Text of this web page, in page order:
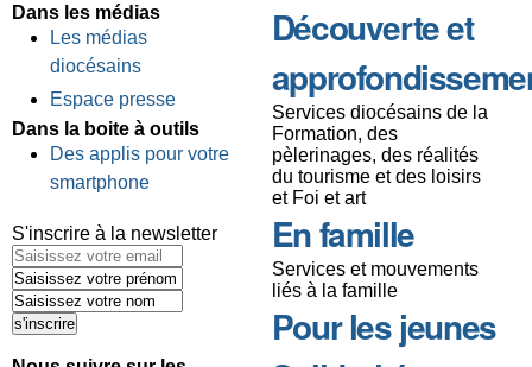
Dans les médias
Les médias
diocésains
Espace presse
Dans la boite à outils
Des applis pour votre
smartphone
S'inscrire à la newsletter
Découverte et
Services diocésains de la
Formation, des
pèlerinages, des réalités
du tourisme et des loisirs
et Foi et art
En famille
Services et mouvements
liés à la famille
Pour les jeunes